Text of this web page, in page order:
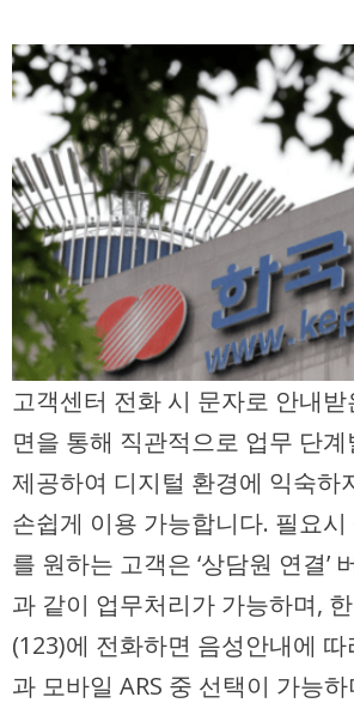
고객센터 전화 시 문자로 안내
면을 통해 직관적으로 업무 단
제공하여 디지털 환경에 익숙하
손쉽게 이용 가능합니다. 필요
를 원하는 고객은 ‘상담원 연결’
과 같이 업무처리가 가능하며,
(123)에 전화하면 음성안내에
과 모바일 ARS 중 선택이 가능